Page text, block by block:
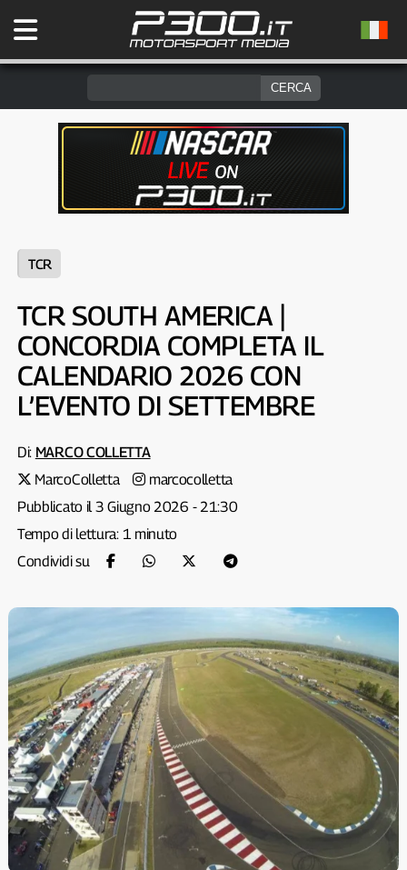
TCR
TCR SOUTH AMERICA |
CONCORDIA COMPLETA IL
CALENDARIO 2026 CON
L’EVENTO DI SETTEMBRE
Di: MARCO COLLETTA
MarcoColletta
marcocolletta
Pubblicato il 3 Giugno 2026 - 21:30
Tempo di lettura: 1 minuto
Condividi su